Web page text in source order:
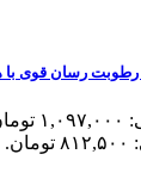
قیمت اصلی: